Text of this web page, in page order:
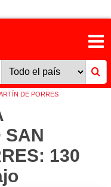
DE PORRES
SAN
130